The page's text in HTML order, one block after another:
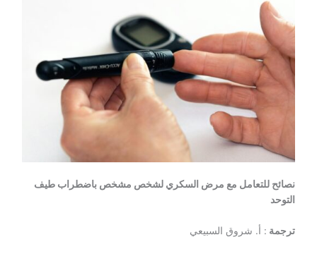
نصائح للتعامل مع مرض السكري لشخص مشخص باضطراب طيف
التوحد
ترجمة : أ. شروق السبيعي